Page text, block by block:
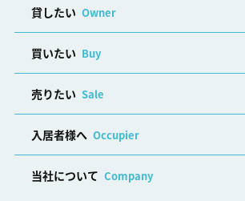
貸したい Owner
買いたい Buy
売りたい Sale
入居者様へ Occupier
当社について Company